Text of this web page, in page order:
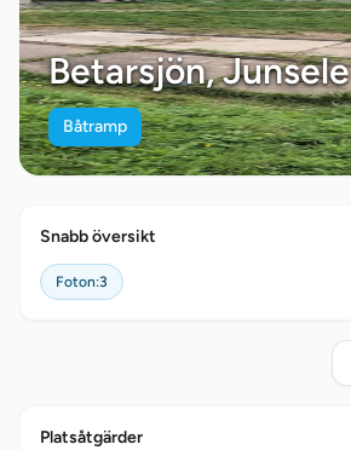
Betarsjön, Junsele
Båtramp
Snabb översikt
Foton:3
Platsåtgärder